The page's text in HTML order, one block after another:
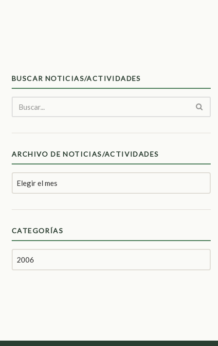
BUSCAR NOTICIAS/ACTIVIDADES
ARCHIVO DE NOTICIAS/ACTIVIDADES
CATEGORÍAS